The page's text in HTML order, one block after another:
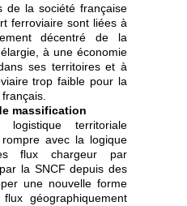
de la société française
ferroviaire sont liées à
décentré de la
à une économie
ses territoires et à
trop faible pour la
massification
territoriale
avec la logique
flux chargeur par
la SNCF depuis des
une nouvelle forme
géographiquement